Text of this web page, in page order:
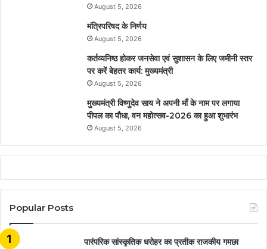
August 5, 2026
मंत्रिपरिषद के निर्णय
August 5, 2026
कर्तव्यनिष्ठ होकर जनसेवा एवं सुशासन के लिए जमीनी स्तर
पर करें बेहतर कार्य: मुख्यमंत्री
August 5, 2026
मुख्यमंत्री विष्णुदेव साय ने अपनी माँ के नाम पर लगाया
पीपल का पौधा, वन महोत्सव-2026 का हुआ शुभारंभ
August 5, 2026
Popular Posts
​​​​​​​पारंपरिक सांस्कृतिक धरोहर का प्रतीक राजकीय गमछा